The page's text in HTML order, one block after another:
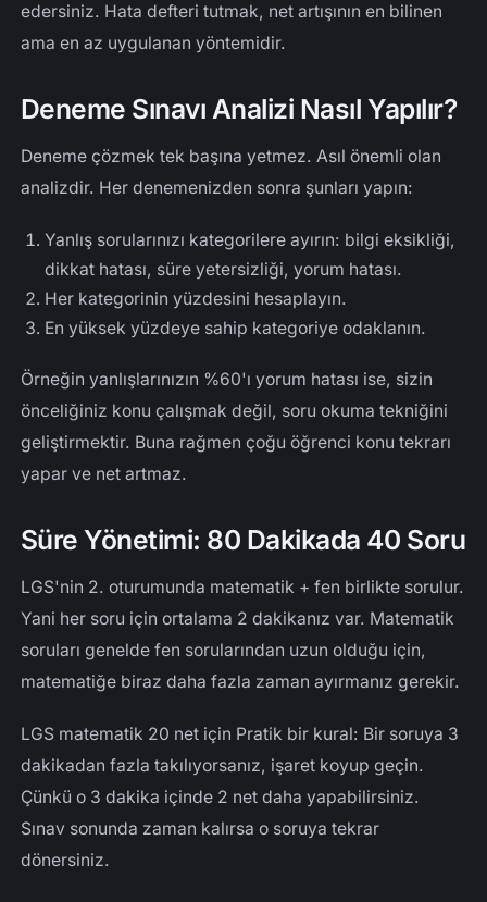
edersiniz. Hata defteri tutmak, net artışının en bilinen
ama en az uygulanan yöntemidir.
Deneme Sınavı Analizi Nasıl Yapılır?
Deneme çözmek tek başına yetmez. Asıl önemli olan
analizdir. Her denemenizden sonra şunları yapın:
Yanlış sorularınızı kategorilere ayırın: bilgi eksikliği,
dikkat hatası, süre yetersizliği, yorum hatası.
Her kategorinin yüzdesini hesaplayın.
En yüksek yüzdeye sahip kategoriye odaklanın.
Örneğin yanlışlarınızın %60'ı yorum hatası ise, sizin
önceliğiniz konu çalışmak değil, soru okuma tekniğini
geliştirmektir. Buna rağmen çoğu öğrenci konu tekrarı
yapar ve net artmaz.
Süre Yönetimi: 80 Dakikada 40 Soru
LGS'nin 2. oturumunda matematik + fen birlikte sorulur.
Yani her soru için ortalama 2 dakikanız var. Matematik
soruları genelde fen sorularından uzun olduğu için,
matematiğe biraz daha fazla zaman ayırmanız gerekir.
LGS matematik 20 net için Pratik bir kural: Bir soruya 3
dakikadan fazla takılıyorsanız, işaret koyup geçin.
Çünkü o 3 dakika içinde 2 net daha yapabilirsiniz.
Sınav sonunda zaman kalırsa o soruya tekrar
dönersiniz.